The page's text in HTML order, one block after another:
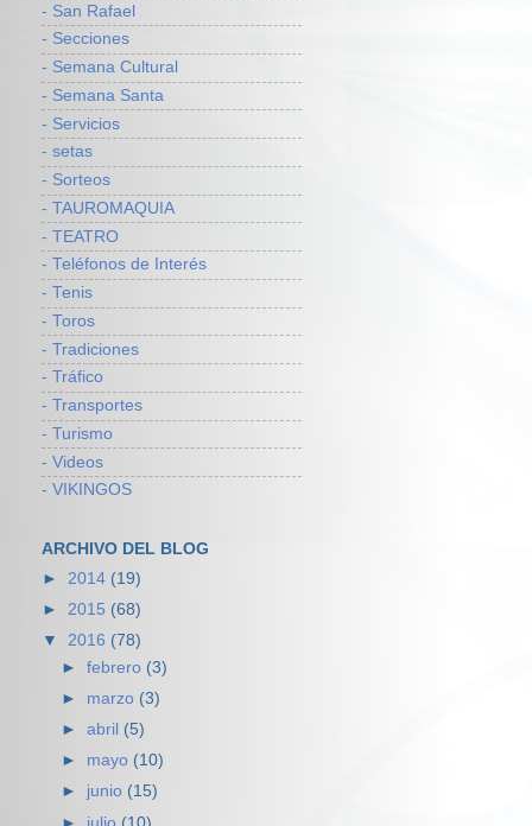
- San Rafael
- Secciones
- Semana Cultural
- Semana Santa
- Servicios
- setas
- Sorteos
- TAUROMAQUIA
- TEATRO
- Teléfonos de Interés
- Tenis
- Toros
- Tradiciones
- Tráfico
- Transportes
- Turismo
- Videos
- VIKINGOS
ARCHIVO DEL BLOG
► 2014 (19)
► 2015 (68)
▼ 2016 (78)
►febrero (3)
► marzo (3)
►abril (5)
► mayo (10)
► junio (15)
► julio (10)